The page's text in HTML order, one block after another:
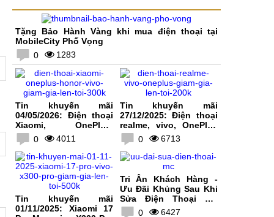
Tặng Bảo Hành Vàng khi mua điện thoại tại
MobileCity Phố Vọng
0
1283
Tin khuyến mãi
04/05/2026: Điện thoại
Xiaomi, OnePlus,
HONOR, vivo giảm giá
lên tới 300K
0 4011
Tin khuyến mãi
27/12/2025: Điện thoại
realme, vivo, OnePlus
giảm giá lên tới 200K
0 6713
Tin khuyến mãi
01/11/2025: Xiaomi 17
Tri Ân Khách Hàng -
Ưu Đãi Khủng Sau Khi
Sửa Điện Thoại Tại
MobileCity
0 6427